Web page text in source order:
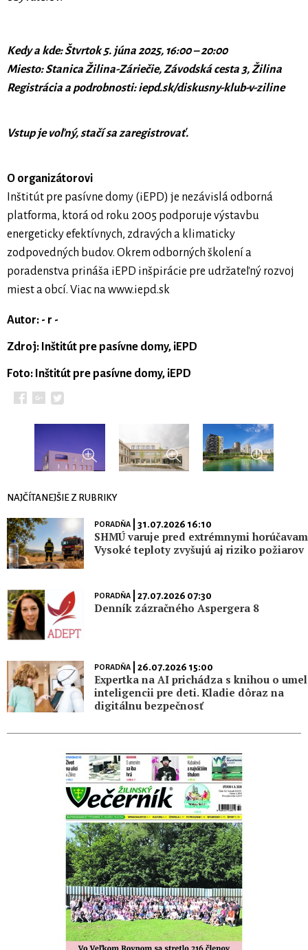
Kedy a kde: Štvrtok 5. júna 2025, 16:00 – 20:00
Miesto: Stanica Žilina-Záriečie, Závodská cesta 3, Žilina
Registrácia a podrobnosti: iepd.sk/diskusny-klub-v-ziline
Vstup je voľný, stačí sa zaregistrovať.
O organizátorovi
Inštitút pre pasívne domy (iEPD) je nezávislá odborná
platforma, ktorá od roku 2005 podporuje výstavbu
energeticky efektívnych, zdravých a klimaticky
zodpovedných budov. Okrem odborných školení a
poradenstva prináša iEPD inšpirácie pre udržateľný rozvoj
miest a obcí. Viac na www.iepd.sk
Autor: - r -
Zdroj: Inštitút pre pasívne domy, iEPD
Foto: Inštitút pre pasívne domy, iEPD
NAJČÍTANEJŠIE Z RUBRIKY
PORADŇA| 31.07.2026 16:10
SHMÚ varuje pred extrémnymi
Vysoké teploty zvyšujú aj riziko požiarov
PORADŇA| 27.07.2026 07:30
Denník zázračného Aspergera 8
PORADŇA| 26.07.2026 15:00
Expertka na AI prichádza s knihou o
inteligencii pre deti. Kladie dôraz na
digitálnu bezpečnosť